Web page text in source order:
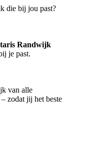
die bij jou past?
Randwijk
je past.
van alle
– zodat jij het beste